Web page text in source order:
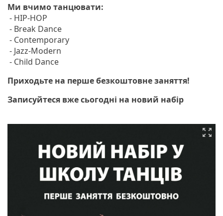
Ми вчимо танцювати:
- HIP-HOP
- Break Dance
- Contemporary
- Jazz-Modern
- Child Dance
Приходьте на перше безкоштовне заняття!
Записуйтеся вже сьогодні на новий набір
